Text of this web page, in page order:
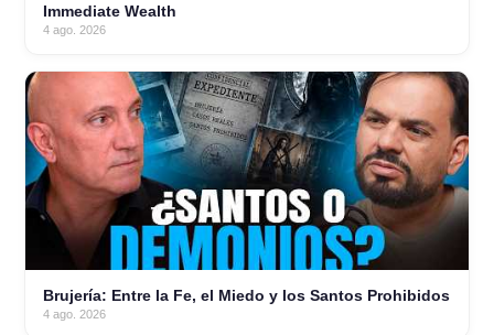
Immediate Wealth
4 ago. 2026
Brujería: Entre la Fe, el Miedo y los Santos Prohibidos
4 ago. 2026